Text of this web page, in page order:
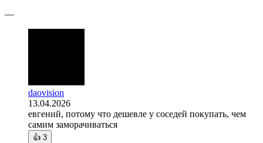
—
daovision
13.04.2026
евгений, потому что дешевле у соседей покупать, чем
самим заморачиваться
👍 3